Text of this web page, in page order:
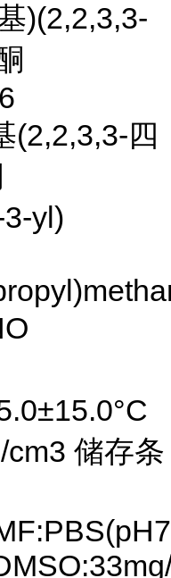
)(2,2,3,3-
(2,2,3,3-四
yl)
储存条